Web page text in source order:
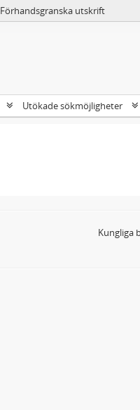
Förhandsgranska utskrift
Utökade sökmöjligheter
Kungliga